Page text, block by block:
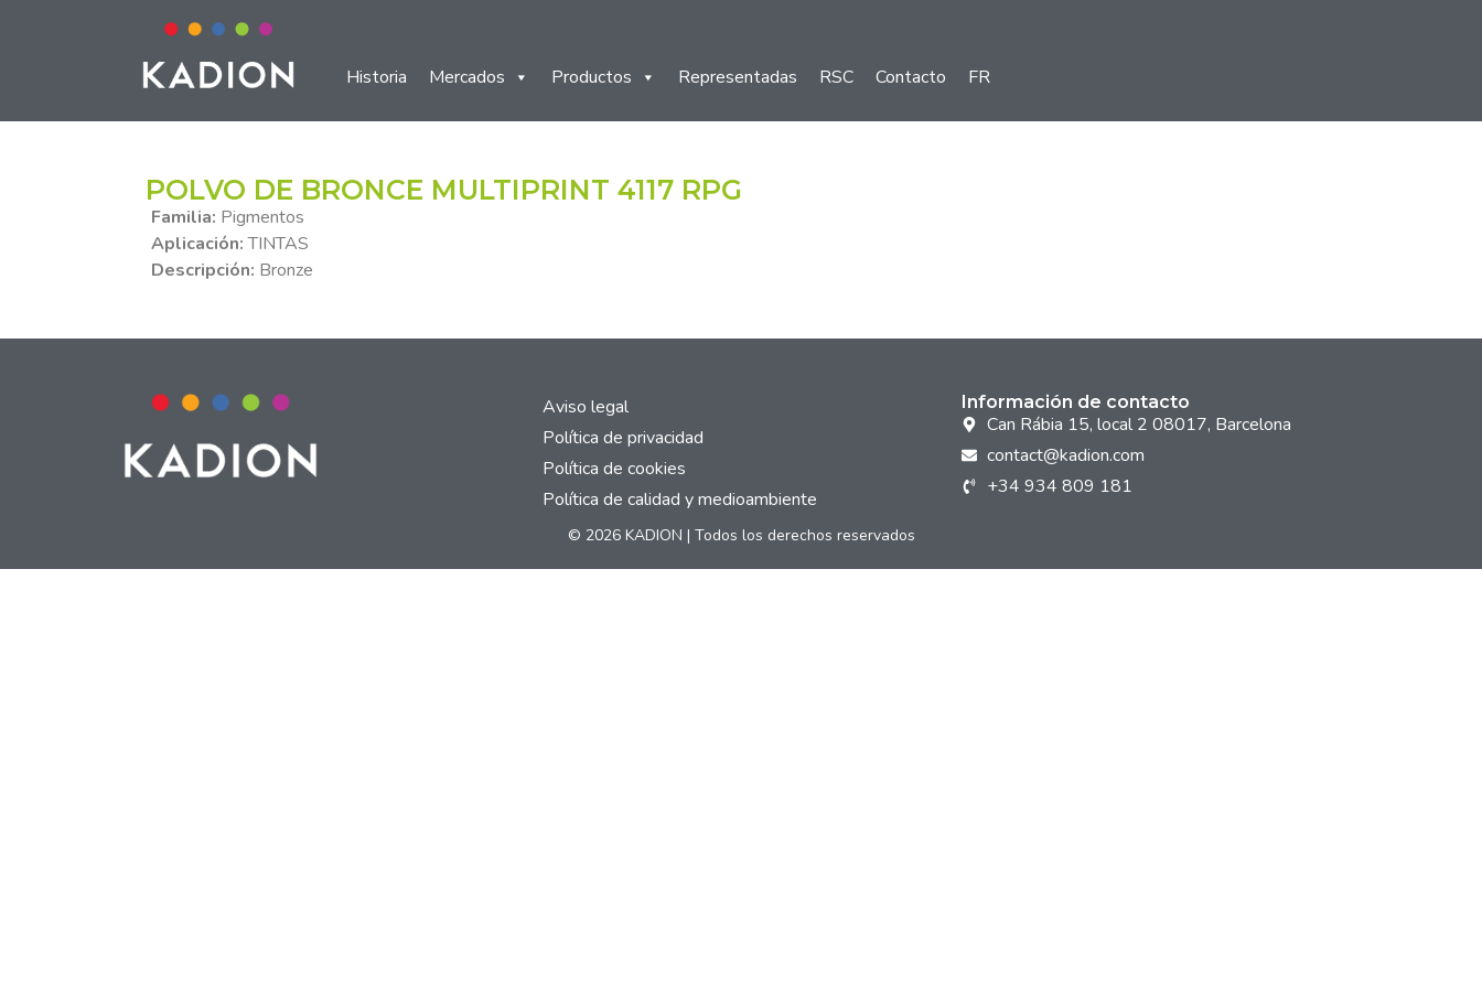
Historia Mercados Productos Representadas RSC Contacto FR
POLVO DE BRONCE MULTIPRINT 4117 RPG
Familia: Pigmentos
Aplicación:TINTAS
Descripción: Bronze
Aviso legal
Política de privacidad
Política de cookies
Política de calidad y medioambiente
Información de contacto
Can Rábia 15, local 2 08017, Barcelona
contact@kadion.com
+34 934 809 181
© 2026 KADION | Todos los derechos reservados